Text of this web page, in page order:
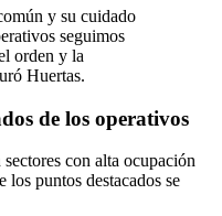
y su cuidado
seguimos
orden y la
Huertas.
de los operativos
con alta ocupación
puntos destacados se